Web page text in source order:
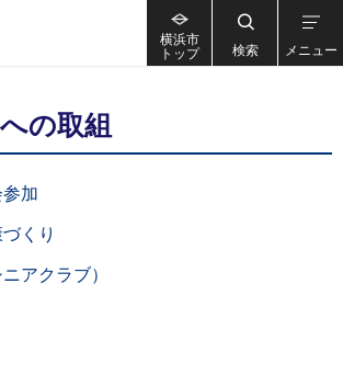
横浜市
トップ
検索 メニュー
の取組
加
くり
アクラブ）